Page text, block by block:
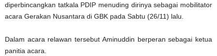
diperbincangkan tatkala PDIP menuding dirinya sebagai mobilitator
acara Gerakan Nusantara di GBK pada Sabtu (26/11) lalu.
Dalam acara relawan tersebut Aminuddin berperan sebagai ketua
panitia acara.